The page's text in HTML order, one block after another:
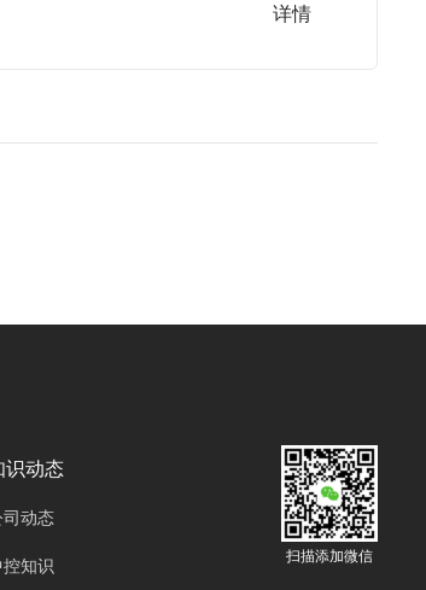
识动态
司动态
控知识 扫描添加微信